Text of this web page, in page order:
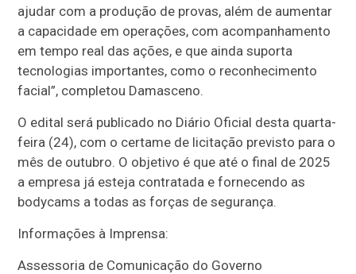
ajudar com a produção de provas, além de aumentar
a capacidade em operações, com acompanhamento
em tempo real das ações, e que ainda suporta
tecnologias importantes, como o reconhecimento
facial”, completou Damasceno.
O edital será publicado no Diário Oficial desta quarta-
feira (24), com o certame de licitação previsto para o
mês de outubro. O objetivo é que até o final de 2025
a empresa já esteja contratada e fornecendo as
bodycams a todas as forças de segurança.
Informações à Imprensa:
Assessoria de Comunicação do Governo